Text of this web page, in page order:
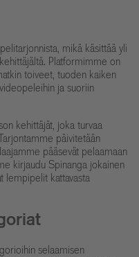
mikä käsittää yli
Platformimme on
toiveet, tuoden kaiken
ja suoriin
kehittäjät, joka turvaa
päivitetään
pääsevät pelaamaan
kirjaudu Spinanga jokainen
lempipelit kattavasta
selaamisen